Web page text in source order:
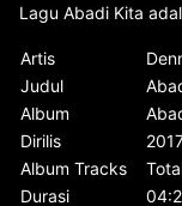
Lagu Abadi Kita
Artis
Judul
Album
Dirilis
Album Tracks
Durasi